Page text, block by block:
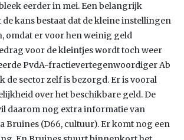
eerder in mei. Een belangrijk
kans bestaat dat de kleine instellingen
omdat er voor hen weinig geld
voor de kleintjes wordt toch weer
PvdA-fractievertegenwoordiger Ab
de sector zelf is bezorgd. Er is vooral
over het beschikbare geld. De
daarom nog extra informatie van
Bruines (D66, cultuur). Er komt nog een